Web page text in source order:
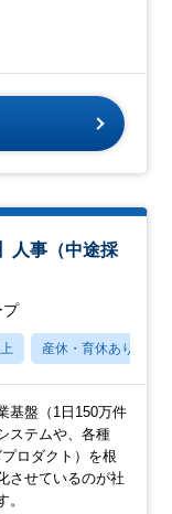
人事（中途採
プ
産休・育休あり
基盤（1日150万件
ステムや、各種
ロダクト）を根
させているのが社
。